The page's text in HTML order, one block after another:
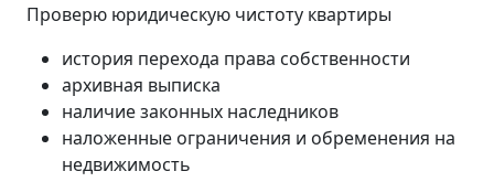
Проверю юридическую чистоту квартиры
история перехода права собственности
архивная выписка
наличие законных наследников
наложенные ограничения и обременения на
недвижимость